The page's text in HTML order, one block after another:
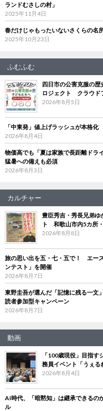
ランドむさしの村」
2025年11月4日
春だけじゃもったいないさくらの名
2025年10月23日
ふむふむ
四日市の公害克服の
ロジェクト クラウド
2026年8月5日
「中東発」値上げラッシュが本格
2026年8月4日
物価高でも「夏は家族で長距離ド
猛暑への備えも必須
2026年8月3日
カルチャー
豊臣秀吉・秀長兄弟
ト 和歌山市内5カ所
2026年8月8日
旅の思い出を五・七・五で！ エー
ンテスト」を開催
2026年8月7日
東野圭吾が選んだ「記憶に残る一
読者参加型キャンペーン
2026年8月7日
動画
「100歳現役」目指
務員イベント「うぇる
2026年8月4日
AI時代、「暗黙知」は継承できる
ル